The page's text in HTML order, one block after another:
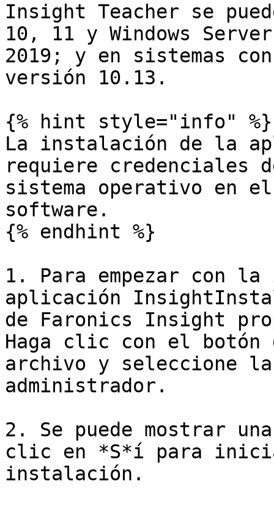
Insight Teacher se
10, 11 y Windows
2019; y en sistemas
versión 10.13.
{% hint style="info" %}
La instalación de la
requiere credenciales
sistema operativo en
software.
{% endhint %}
1. Para empezar con
aplicación
de Faronics Insight
Haga clic con el
archivo y seleccione la
administrador.
2. Se puede mostrar
clic en *S*í para
instalación.